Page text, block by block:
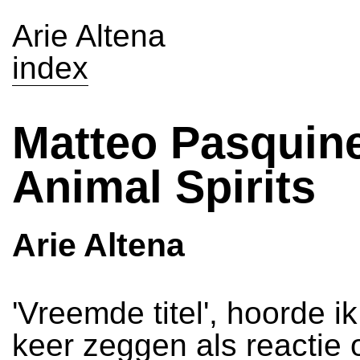
Arie Altena
index
Matteo
Animal Spirits
Arie Altena
'Vreemde titel', hoorde
keer zeggen als reactie